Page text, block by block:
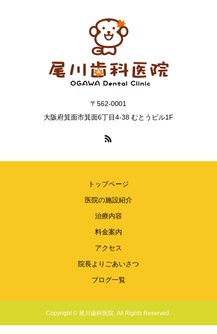
〒562-0001
大阪府箕面市箕面6丁目4-38 むとうビル1F
トップページ
医院の施設紹介
治療内容
料金案内
アクセス
院長よりごあいさつ
ブログ一覧
Copyright © 尾川歯科医院. All Rights Reserved.